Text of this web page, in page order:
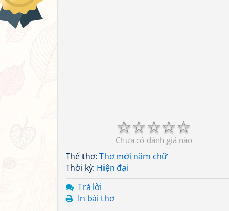
☆
☆
☆
☆
☆
Chưa có đánh giá nào
Thể thơ: Thơ mới năm chữ
Thời kỳ: Hiện đại
Trả lời
In bài thơ